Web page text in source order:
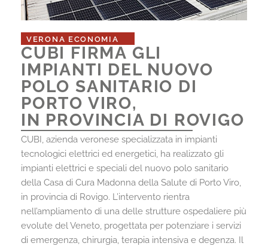
VERONA ECONOMIA
CUBI FIRMA GLI
IMPIANTI DEL NUOVO
POLO SANITARIO DI
PORTO VIRO,
IN PROVINCIA DI ROVIGO
CUBI, azienda veronese specializzata in impianti
tecnologici elettrici ed energetici, ha realizzato gli
impianti elettrici e speciali del nuovo polo sanitario
della Casa di Cura Madonna della Salute di Porto Viro,
in provincia di Rovigo. L’intervento rientra
nell’ampliamento di una delle strutture ospedaliere più
evolute del Veneto, progettata per potenziare i servizi
di emergenza, chirurgia, terapia intensiva e degenza. Il